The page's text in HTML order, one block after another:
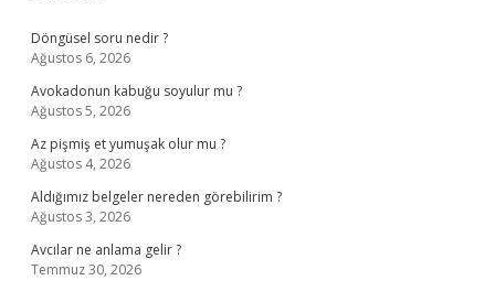
Döngüsel soru nedir ?
Ağustos 6, 2026
Avokadonun kabuğu soyulur mu ?
Ağustos 5, 2026
Az pişmiş et yumuşak olur mu ?
Ağustos 4, 2026
Aldığımız belgeler nereden görebilirim ?
Ağustos 3, 2026
Avcılar ne anlama gelir ?
Temmuz 30, 2026